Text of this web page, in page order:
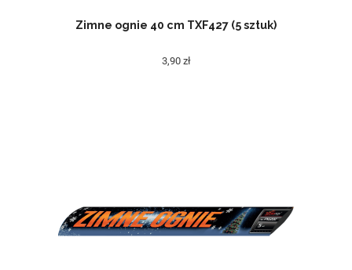
Zimne ognie 40 cm TXF427 (5 sztuk)
3,90 zł